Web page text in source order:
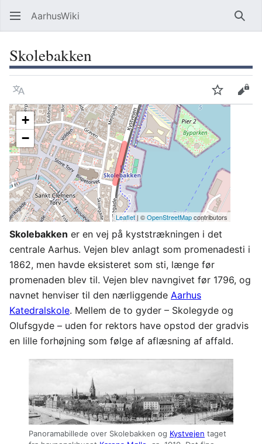
AarhusWiki Søg
Skolebakken
Sprog OvervågVis
+
−
Leaflet | ©OpenStreetMapcontributors
Skolebakken er en vej på kyststrækningen i det
centrale Aarhus. Vejen blev anlagt som promenadesti i
1862, men havde eksisteret som sti, længe før
promenaden blev til. Vejen blev navngivet før 1796, og
navnet henviser til den nærliggende Aarhus
Katedralskole. Mellem de to gyder – Skolegyde og
Olufsgyde – uden for rektors have opstod der gradvis
en lille forhøjning som følge af aflæsning af affald.
Panoramabillede over Skolebakken og Kystvejen taget